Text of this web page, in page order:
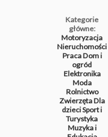
Kategorie
główne:
Motoryzacja
Nieruchomości
PracaDom i
ogród
Elektronika
Moda
Rolnictwo
ZwierzętaDla
dzieciSport i
Turystyka
Muzyka i